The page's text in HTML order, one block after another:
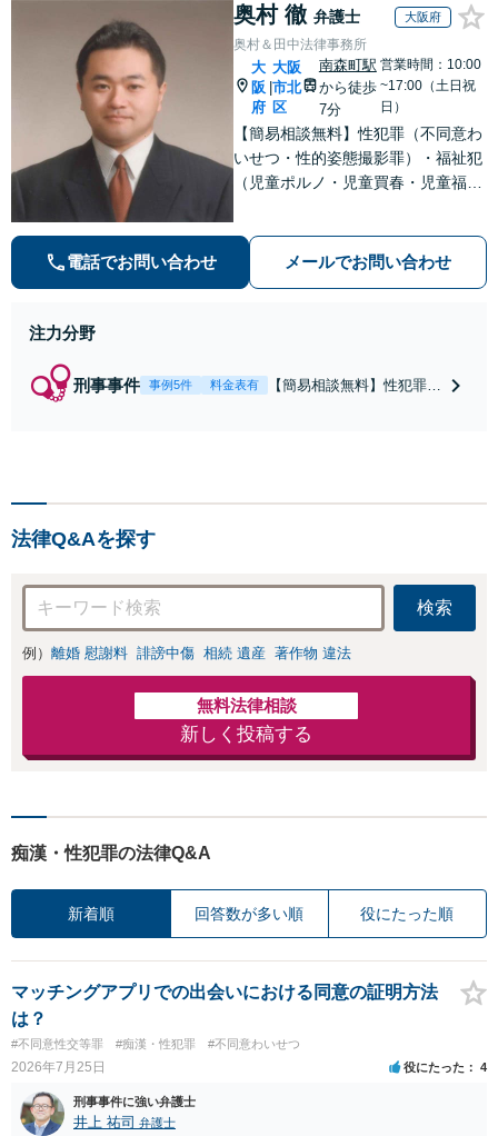
奥村 徹 弁護士 大阪府
奥村＆田中法律事務所
大
阪
府
大阪
市北
区
南森町駅
から徒歩
7分
営業時間：10:00
~17:00（土日祝
日）
【簡易相談無料】性犯罪（不同意わ
いせつ・性的姿態撮影罪）・福祉犯
（児童ポルノ・児童買春・児童福祉
等）に非常に詳しい弁護士です
電話でお問い合わせ メールでお問い合わせ
注力分野
刑事事件 事例5件 料金表有
【簡易相談無料】性犯罪
法律Q&Aを探す
検索
例） 離婚 慰謝料 誹謗中傷 相続 遺産 著作物 違法
無料法律相談
新しく投稿する
痴漢・性犯罪の法律Q&A
新着順 回答数が多い順 役にたった順
マッチングアプリでの出会いにおける同意の証明方法
は？
#不同意性交等罪 #痴漢・性犯罪 #不同意わいせつ
2026年7月25日 役にたった 4
刑事事件に強い弁護士
井上 祐司 弁護士